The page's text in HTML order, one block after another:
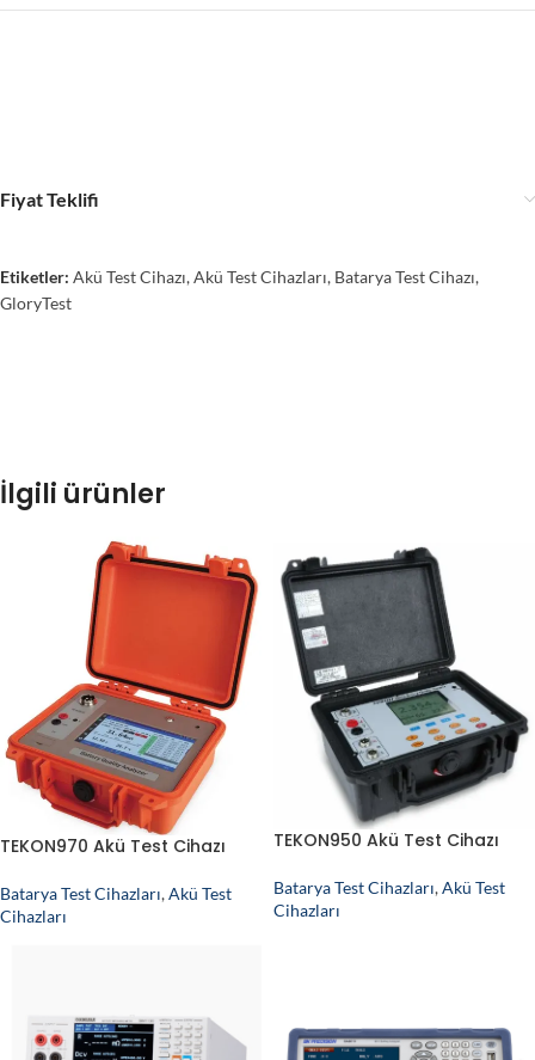
Fiyat Teklifi
Etiketler: Akü Test Cihazı,Akü Test Cihazları, Batarya Test Cihazı,
GloryTest
İlgili ürünler
TEKON970 Akü Test Cihazı
Batarya Test Cihazları,Akü Test
Cihazları
TEKON950 Akü Test Cihazı
Batarya Test Cihazları,Akü Test
Cihazları